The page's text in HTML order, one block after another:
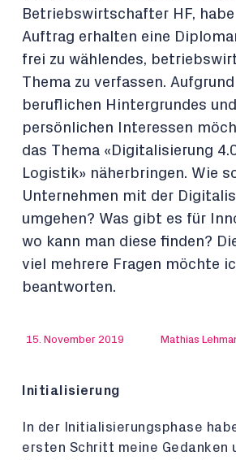
Betriebswirtschafter HF,
Auftrag erhalten eine
frei zu wählendes,
Thema zu verfassen.
beruflichen Hintergrundes
persönlichen Interessen
das Thema «Digitalisierung
Logistik» näherbringen. Wie
Unternehmen mit der
umgehen? Was gibt es für
wo kann man diese finden?
viel mehrere Fragen möchte
beantworten.
15. November 2019 Mathias
Initialisierung
In der Initialisierungsphase
ersten Schritt meine Gedanken